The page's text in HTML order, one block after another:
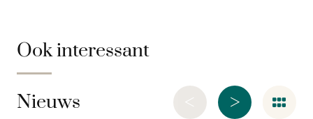
Ook interessant
Nieuws >
<